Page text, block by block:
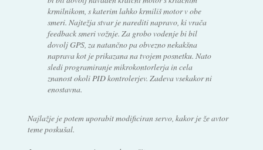
krmilnikom, s katerim lahko krmiliš motor v obe
smeri. Najtežja stvar je narediti napravo, ki vrača
feedback smeri vožnje. Za grobo vodenje bi bil
dovolj GPS, za natančno pa obvezno nekakšna
naprava kot je prikazana na tvojem posnetku. Nato
sledi programiranje mikrokontorlerja in cela
znanost okoli PID kontrolerjev. Zadeva vsekakor ni
enostavna.
Najlažje je potem uporabit modificiran servo, kakor je že avtor
teme poskušal.